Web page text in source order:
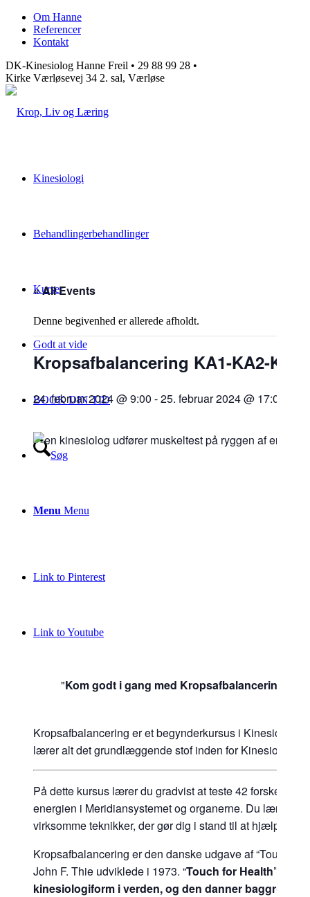
Om Hanne
Referencer
Kontakt
DK-Kinesiolog Hanne Freil • 29 88 99 28 •
Kirke Værløsevej 34 2. sal, Værløse
Kinesiologi
Behandlingerbehandlinger
Kurser
Godt at vide
BOOK DIN TID
Søg
Menu Menu
Link to Pinterest
Link to Youtube
« All Events
Denne begivenhed er allerede afholdt.
Kropsafbalancering KA1-KA2-
24. februar 2024 @ 9:00 -25. februar 2024 @ 17:00
Kom godt i gang med Kropsafbalancering.
Kropsafbalancering er et begynderkursus i Kinesiologi.
lærer alt det grundlæggende stof inden for Kinesiologi.
På dette kursus lærer du gradvist at teste 42 forskellige
energien i Meridiansystemet og organerne. Du lærer
virksomme teknikker, der gør dig i stand til at hjælpe
Kropsafbalancering er den danske udgave af “Touch
John F. Thie udviklede i 1973. “Touch for Health” er
kinesiologiform i verden, og den danner baggrund